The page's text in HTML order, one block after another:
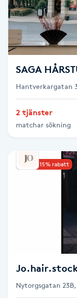
F
Face framing
Faceliftmassage
Fet hårbotten
Fettreducering
Fillers
Fransar
SAGA
Hantverkargatan
2 tjänster
matchar sökning
Upp till 15% rabatt
Nytorgsgatan